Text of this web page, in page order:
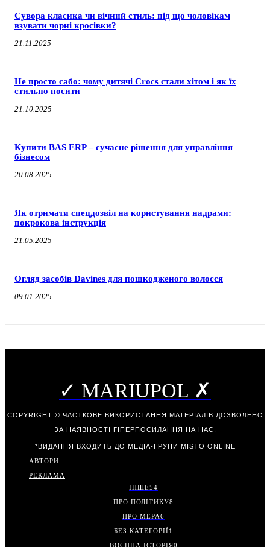
Сувора класика чи вічний стиль: під що чоловікам
взувати чорні кросівки?
21.11.2025
Не просто сабо: чому дитячі Crocs стали хітом і як їх
стильно носити
21.10.2025
Купити BAS ERP – сучасне рішення для управління
бізнесом
20.08.2025
Як отримати спецдозвіл на користування надрами:
покрокова інструкція
21.05.2025
Огляд засобів Davines для пошкодженого волосся
09.01.2025
✓ MARIUPOL ✗
COPYRIGHT © ЧАСТКОВЕ ВИКОРИСТАННЯ МАТЕРІАЛІВ ДОЗВОЛЕНО
ЗА НАЯВНОСТІ ГІПЕРПОСИЛАННЯ НА НАС.
*ВИДАННЯ ВХОДИТЬ ДО МЕДІА-ГРУПИ MISTO ONLINE
АВТОРИ
РЕКЛАМА
ІНШЕ54
ПРО ПОЛІТИКУ8
ПРО МЕРА6
БЕЗ КАТЕГОРІЇ1
ВОЄННА ІСТОРІЯ0